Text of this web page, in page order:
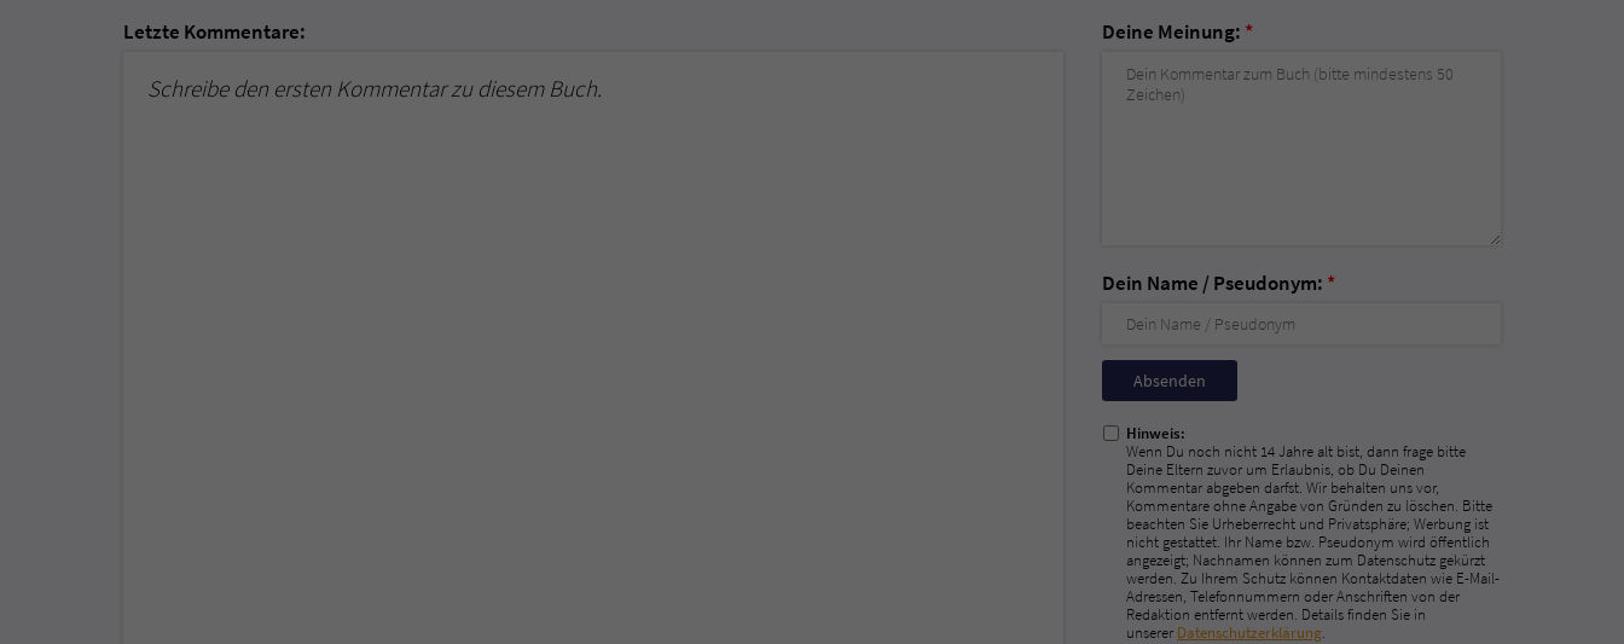
Letzte Kommentare:
Schreibe den ersten Kommentar zu diesem Buch.
Deine Meinung: *
Dein Name / Pseudonym: *
Nicht
ausfüllen!
Hinweis:
Wenn Du noch nicht 14 Jahre alt bist, dann frage bitte
Deine Eltern zuvor um Erlaubnis, ob Du Deinen
Kommentar abgeben darfst. Wir behalten uns vor,
Kommentare ohne Angabe von Gründen zu löschen. Bitte
beachten Sie Urheberrecht und Privatsphäre; Werbung ist
nicht gestattet. Ihr Name bzw. Pseudonym wird öffentlich
angezeigt; Nachnamen können zum Datenschutz gekürzt
werden. Zu Ihrem Schutz können Kontaktdaten wie E-Mail-
Adressen, Telefonnummern oder Anschriften von der
Redaktion entfernt werden. Details finden Sie in
unserer Datenschutzerklärung.